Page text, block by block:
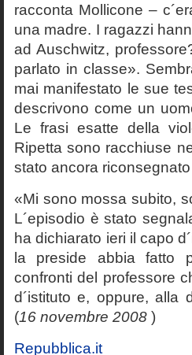
racconta Mollicone –
una madre. I ragazzi
ad Auschwitz,
parlato in classe».
mai manifestato le sue
descrivono come un
Le frasi esatte della
Ripetta sono racchiuse
stato ancora
«Mi sono mossa subito,
L´episodio è stato
ha dichiarato ieri il capo
la preside abbia fatto
confronti del professore
d´istituto e, oppure, alla
(16 novembre 2008 )
Repubblica.it